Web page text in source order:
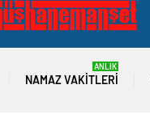
NAMAZ VAKITLERI
ANLIK